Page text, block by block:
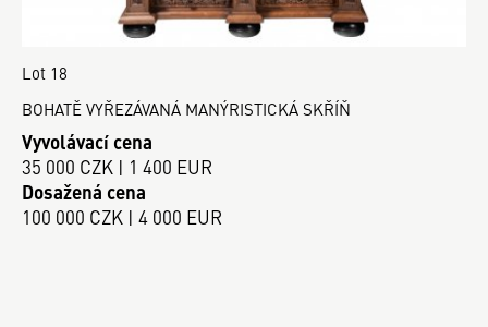
Lot 18
BOHATĚ VYŘEZÁVANÁ MANÝRISTICKÁ SKŘÍŇ
Vyvolávací cena
35 000 CZK | 1 400 EUR
Dosažená cena
100 000 CZK | 4 000 EUR